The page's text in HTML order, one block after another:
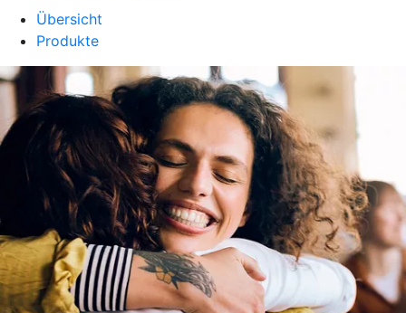
Übersicht
Produkte